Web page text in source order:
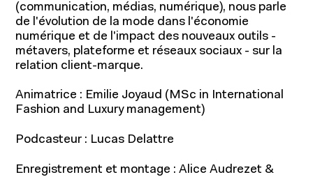
Programmes
(communication, médias, numérique), nous parle
de l'évolution de la mode dans l'économie
numérique et de l'impact des nouveaux outils -
métavers, plateforme et réseaux sociaux - sur la
relation client-marque.
Animatrice : Emilie Joyaud (MSc in International
Fashion and Luxury management)
Podcasteur : Lucas Delattre
Enregistrement et montage : Alice Audrezet &